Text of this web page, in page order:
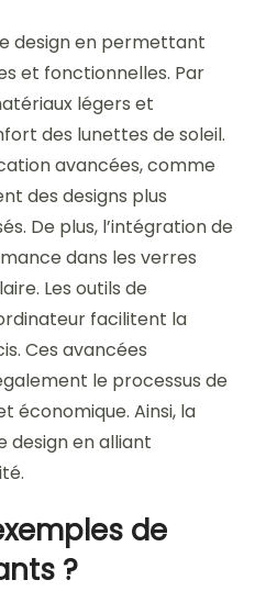
design en permettant
et fonctionnelles. Par
légers et
des lunettes de soleil.
avancées, comme
des designs plus
De plus, l’intégration de
dans les verres
Les outils de
facilitent la
Ces avancées
le processus de
économique. Ainsi, la
design en alliant
de
?